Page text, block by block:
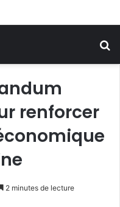
renforcer
2 minutes de lecture